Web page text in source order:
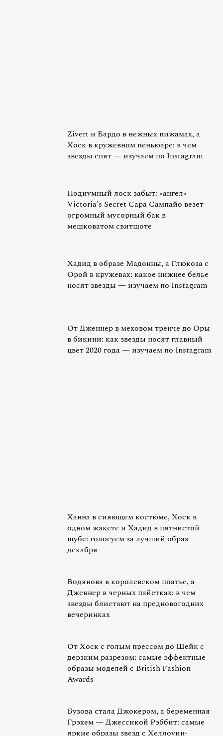
Zivert и Бардо в нежных пижамах, а
Хоск в кружевном пеньюаре: в чем
звезды спят — изучаем по Instagram
Подиумный лоск забыт: «ангел»
Victoria's Secret Сара Сампайо везет
огромный мусорный бак в
мешковатом свитшоте
Хадид в образе Мадонны, а Глюкоза с
Орой в кружевах: какое нижнее белье
носят звезды — изучаем по Instagram
От Дженнер в меховом тренче до Оры
в бикини: как звезды носят главный
цвет 2020 года — изучаем по Instagram
Ханна в сияющем костюме, Хоск в
одном жакете и Хадид в пятнистой
шубе: голосуем за лучший образ
декабря
Водянова в королевском платье, а
Дженнер в черных пайетках: в чем
звезды блистают на предновогодних
вечеринках
От Хоск с голым прессом до Шейк с
дерзким разрезом: самые эффектные
образы моделей с British Fashion
Awards
Бузова стала Джокером, а беременная
Грэхем — Джессикой Рэббит: самые
яркие образы звезд с Хеллоуин-